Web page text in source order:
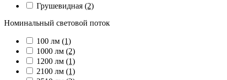
Грушевидная (2)
Номинальный световой поток
100 лм (1)
1000 лм (2)
1200 лм (1)
2100 лм (1)